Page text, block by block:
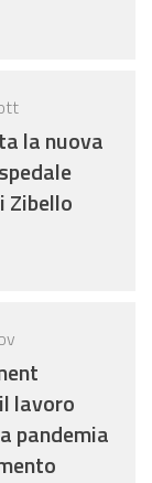
la nuova
Zibello
lavoro
pandemia